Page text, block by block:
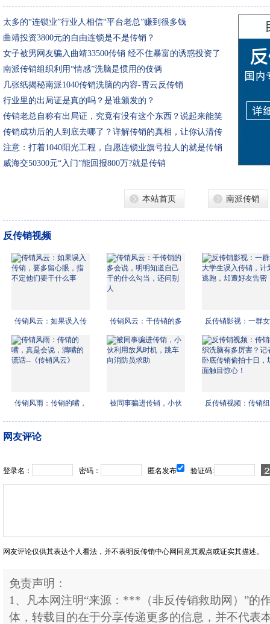
太多的“连锁业”行业人相信“平台老总”赚到很多钱
曲靖投资3800元的自由连锁是不是传销？
女子被男网友骗入曲靖33500传销 经不住暴富的诱惑投资了
全部积蓄
南派传销组织利用“情感”洗脑是惯用的伎俩
几张纸揭秘南派1040传销洗脑的内容-霄云反传销
行业里的出局证是真的吗？是谁颁发的？
传销老总自称有出局证，究竟有没有这个东西？说起来能笑
掉大牙&#
传销成功后的人到底去哪了？详解传销的真相，让你认清传
销危害！
注意：打着1040阳光工程，自愿连锁业旗号拉人的就是传销
威海交50300元“入门”能回报800万?就是传销
本站首页 南派传销
反传销视频
传销风云：如果误入传
传销风云：干传销的多
反传销影视：一群
传销风雨：传销的嘴，
被同事骗进传销，小伙
反传销视频：传销
网友评论
登录名： 密码： 匿名发布 验证码:
网友评论仅供其表达个人看法，并不表明反传销中心网同意其观点或证实其描述。
免责声明：
1、凡本网注明“来源：***（非反传销救助网）”的
体，转载目的在于分享传递更多的信息，并不代表